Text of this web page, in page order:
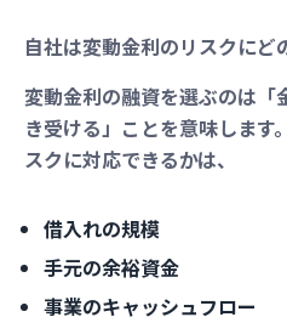
自社は変動金利のリスクにど
変動金利の融資を選ぶのは「
き受ける」ことを意味します
スクに対応できるかは、
借入れの規模
手元の余裕資金
事業のキャッシュフロー